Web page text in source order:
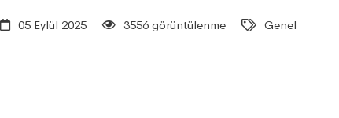
05 Eylül 2025 3556 görüntülenme Genel